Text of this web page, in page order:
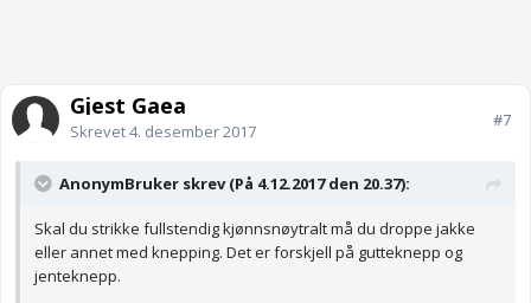
Gjest Gaea
Skrevet4. desember 2017
#7
AnonymBruker skrev (På 4.12.2017 den 20.37):
Skal du strikke fullstendig kjønnsnøytralt må du droppe jakke
eller annet med knepping. Det er forskjell på gutteknepp og
jenteknepp.